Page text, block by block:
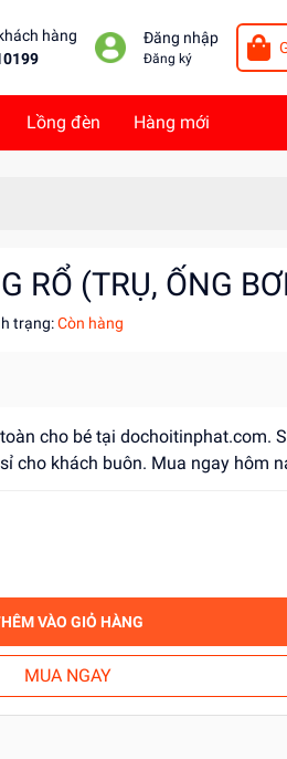
hàng
Đăng nhập
Đăng ký
Lồng đèn Hàng mới
RỔ (TRỤ, ỐNG
trạng:Còn hàng
cho bé tại dochoitinphat.com.
cho khách buôn. Mua ngay hôm
VÀO GIỎ HÀNG
MUA NGAY